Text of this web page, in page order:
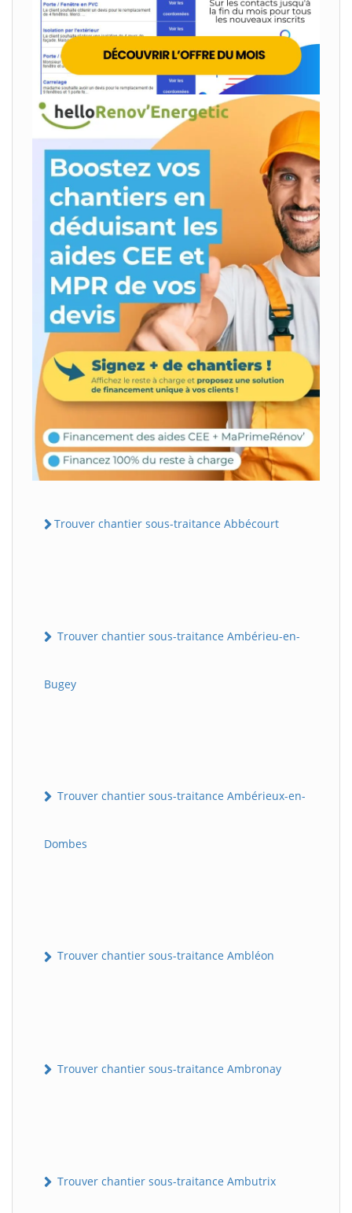
Trouver chantier sous-traitance Abbécourt
Trouver chantier sous-traitance Ambérieu-en-
Bugey
Trouver chantier sous-traitance Ambérieux-en-
Dombes
Trouver chantier sous-traitance Ambléon
Trouver chantier sous-traitance Ambronay
Trouver chantier sous-traitance Ambutrix